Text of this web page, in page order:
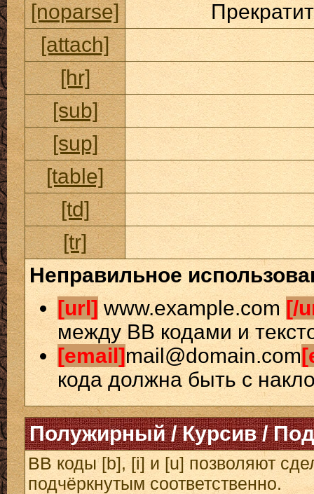
[noparse]
[attach]
[hr]
[sub]
[sup]
[table]
[td]
[tr]
Неправильное
[url] www.example.com [/
между BB кодами и
[email] mail@domain.com
кода должна быть с
Полужирный / Курсив /
BB коды [b], [i] и [u] позволяют
подчёркнутым соответственно.